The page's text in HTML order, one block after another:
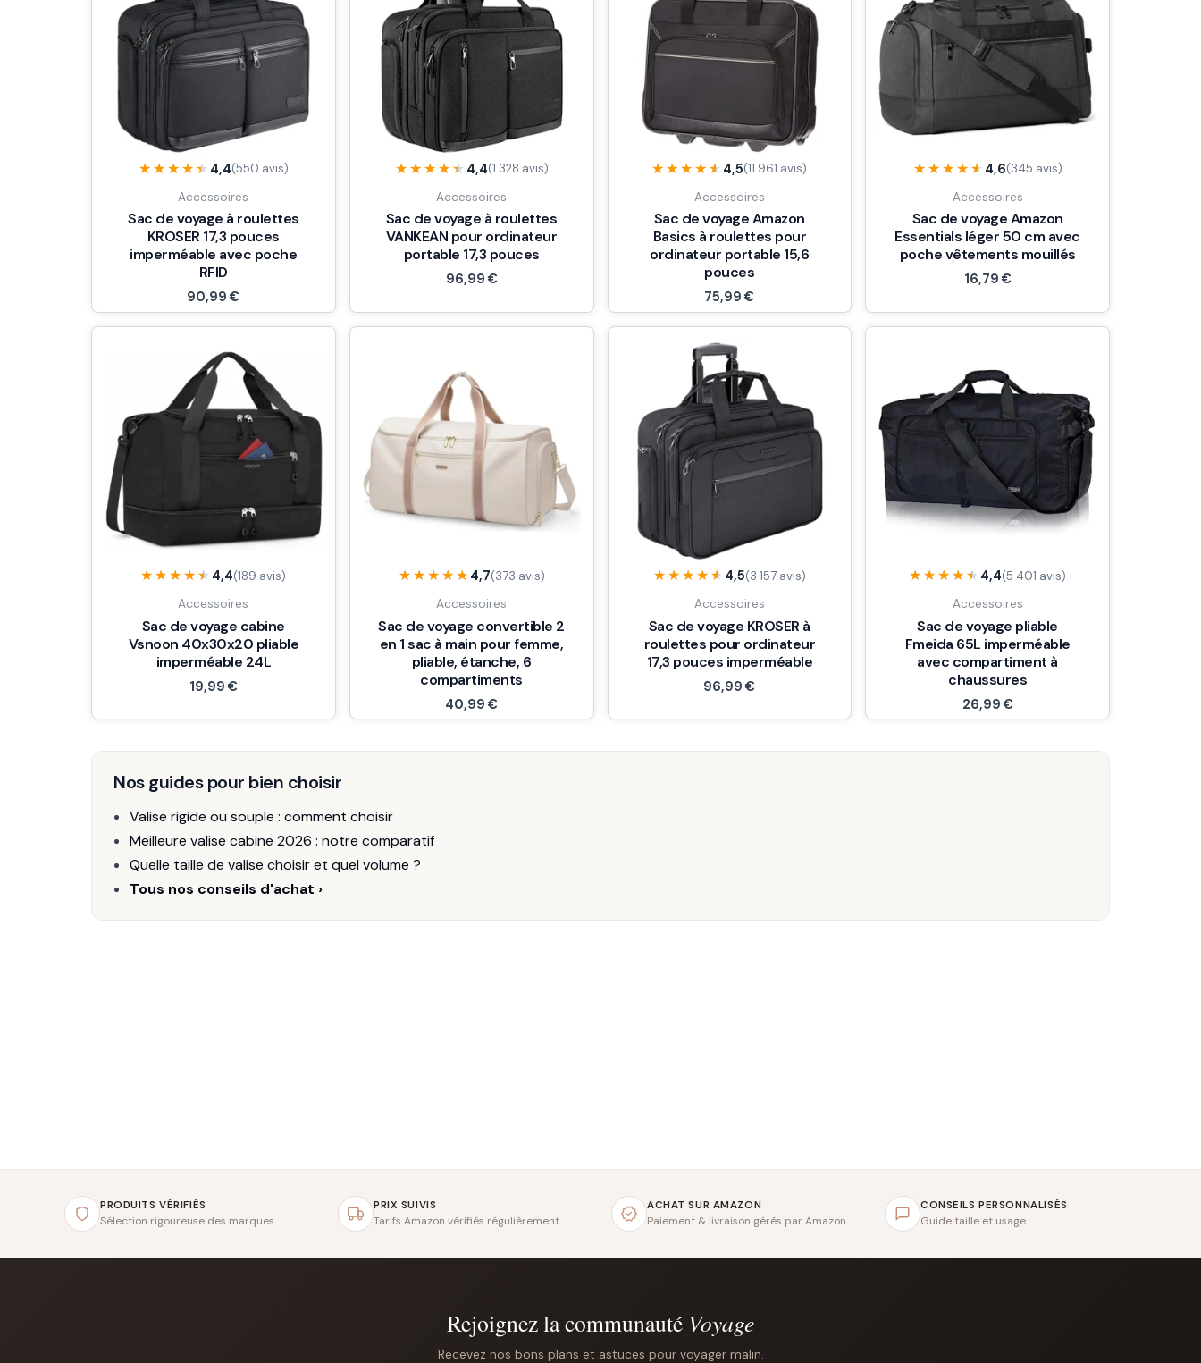
★★★★★
★★★★★ 4,4(550 avis)
Accessoires
Sac de voyage à roulettes
KROSER 17,3 pouces
imperméable avec poche
RFID
90,99€
★★★★★
★★★★★ 4,4(1 328 avis)
Accessoires
Sac de voyage à roulettes
VANKEAN pour ordinateur
portable 17,3 pouces
96,99 €
★★★★★
★★★★★ 4,5(11 961 avis)
Accessoires
Sac de voyage Amazon
Basics à roulettes pour
ordinateur portable 15,6
pouces
75,99€
★★★★★
★★★★★ 4,6(345 avis)
Accessoires
Sac de voyage Amazon
Essentials léger 50 cm avec
poche vêtements mouillés
16,79 €
★★★★★
★★★★★ 4,4(189 avis)
Accessoires
Sac de voyage cabine
Vsnoon 40x30x20 pliable
imperméable 24L
19,99 €
★★★★★
★★★★★ 4,7(373 avis)
Accessoires
Sac de voyage convertible 2
en 1 sac à main pour femme,
pliable, étanche, 6
compartiments
40,99€
★★★★★
★★★★★ 4,5(3 157 avis)
Accessoires
Sac de voyage KROSER à
roulettes pour ordinateur
17,3 pouces imperméable
96,99€
★★★★★
★★★★★ 4,4(5 401 avis)
Accessoires
Sac de voyage pliable
Fmeida 65L imperméable
avec compartiment à
chaussures
26,99 €
Nos guides pour bien choisir
Valise rigide ou souple : comment choisir
Meilleure valise cabine 2026 : notre comparatif
Quelle taille de valise choisir et quel volume ?
Tous nos conseils d'achat ›
PRODUITS VÉRIFIÉS
Sélection rigoureuse des marques
PRIX SUIVIS
Tarifs Amazon vérifiés régulièrement
ACHAT SUR AMAZON
Paiement & livraison gérés par Amazon
CONSEILS PERSONNALISÉS
Guide taille et usage
Rejoignez la communauté Voyage
Recevez nos bons plans et astuces pour voyager malin.